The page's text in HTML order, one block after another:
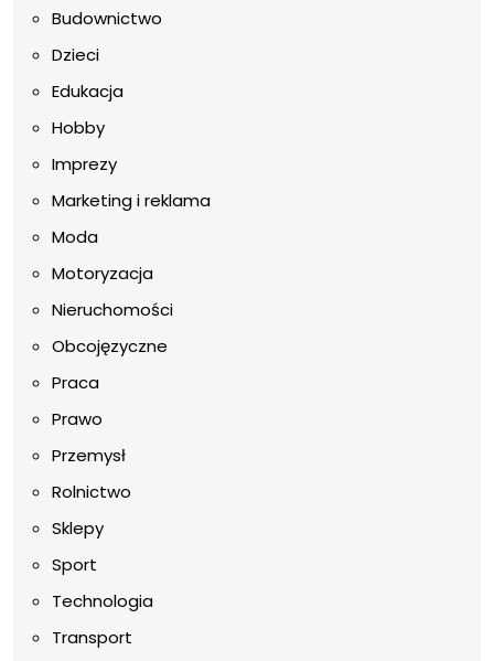
Budownictwo
Dzieci
Edukacja
Hobby
Imprezy
Marketing i reklama
Moda
Motoryzacja
Nieruchomości
Obcojęzyczne
Praca
Prawo
Przemysł
Rolnictwo
Sklepy
Sport
Technologia
Transport